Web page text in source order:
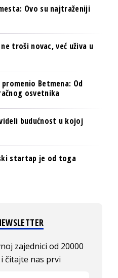
Ovo su najtraženiji
troši novac, već uživa u
Betmena: Od
osvetnika
budućnost u kojoj
startap je od toga
zajednici od 20000
čitajte nas prvi